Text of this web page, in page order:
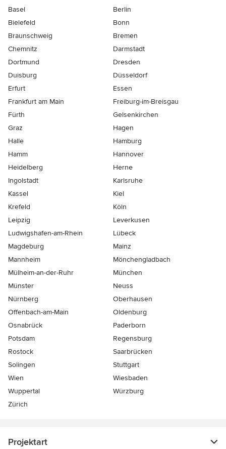
Basel
Berlin
Bielefeld
Bonn
Braunschweig
Bremen
Chemnitz
Darmstadt
Dortmund
Dresden
Duisburg
Düsseldorf
Erfurt
Essen
Frankfurt am Main
Freiburg-im-Breisgau
Fürth
Gelsenkirchen
Graz
Hagen
Halle
Hamburg
Hamm
Hannover
Heidelberg
Herne
Ingolstadt
Karlsruhe
Kassel
Kiel
Krefeld
Köln
Leipzig
Leverkusen
Ludwigshafen-am-Rhein
Lübeck
Magdeburg
Mainz
Mannheim
Mönchen­gladbach
Mülheim-an-der-Ruhr
München
Münster
Neuss
Nürnberg
Oberhausen
Offenbach-am-Main
Oldenburg
Osnabrück
Paderborn
Potsdam
Regensburg
Rostock
Saarbrücken
Solingen
Stuttgart
Wien
Wiesbaden
Wuppertal
Würzburg
Zürich
Projektart